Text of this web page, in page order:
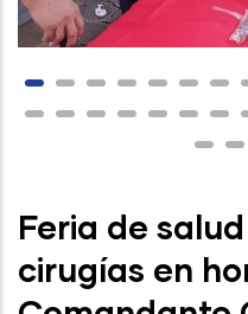
Feria de
cirugías en